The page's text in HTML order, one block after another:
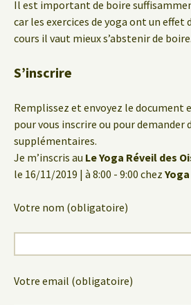
Il est important de boire
car les exercices de yoga ont un
cours il vaut mieux s’abstenir de boire.
S’inscrire
Remplissez et envoyez le document
pour vous inscrire ou pour
supplémentaires.
Je m’inscris au Le Yoga Réveil des
le 16/11/2019 | à 8:00 - 9:00 chez
Votre nom (obligatoire)
Votre email (obligatoire)